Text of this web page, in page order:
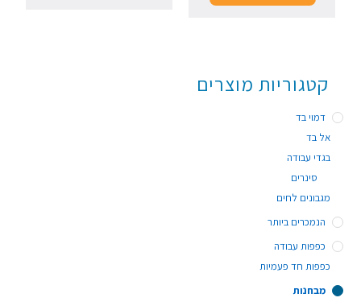
קטגוריות מוצרים
דמוי בד
אל בד
בגדי עבודה
סינרים
מגבונים לחים
הנמכרים ביותר
כפפות עבודה
כפפות חד פעמיות
מבחנות